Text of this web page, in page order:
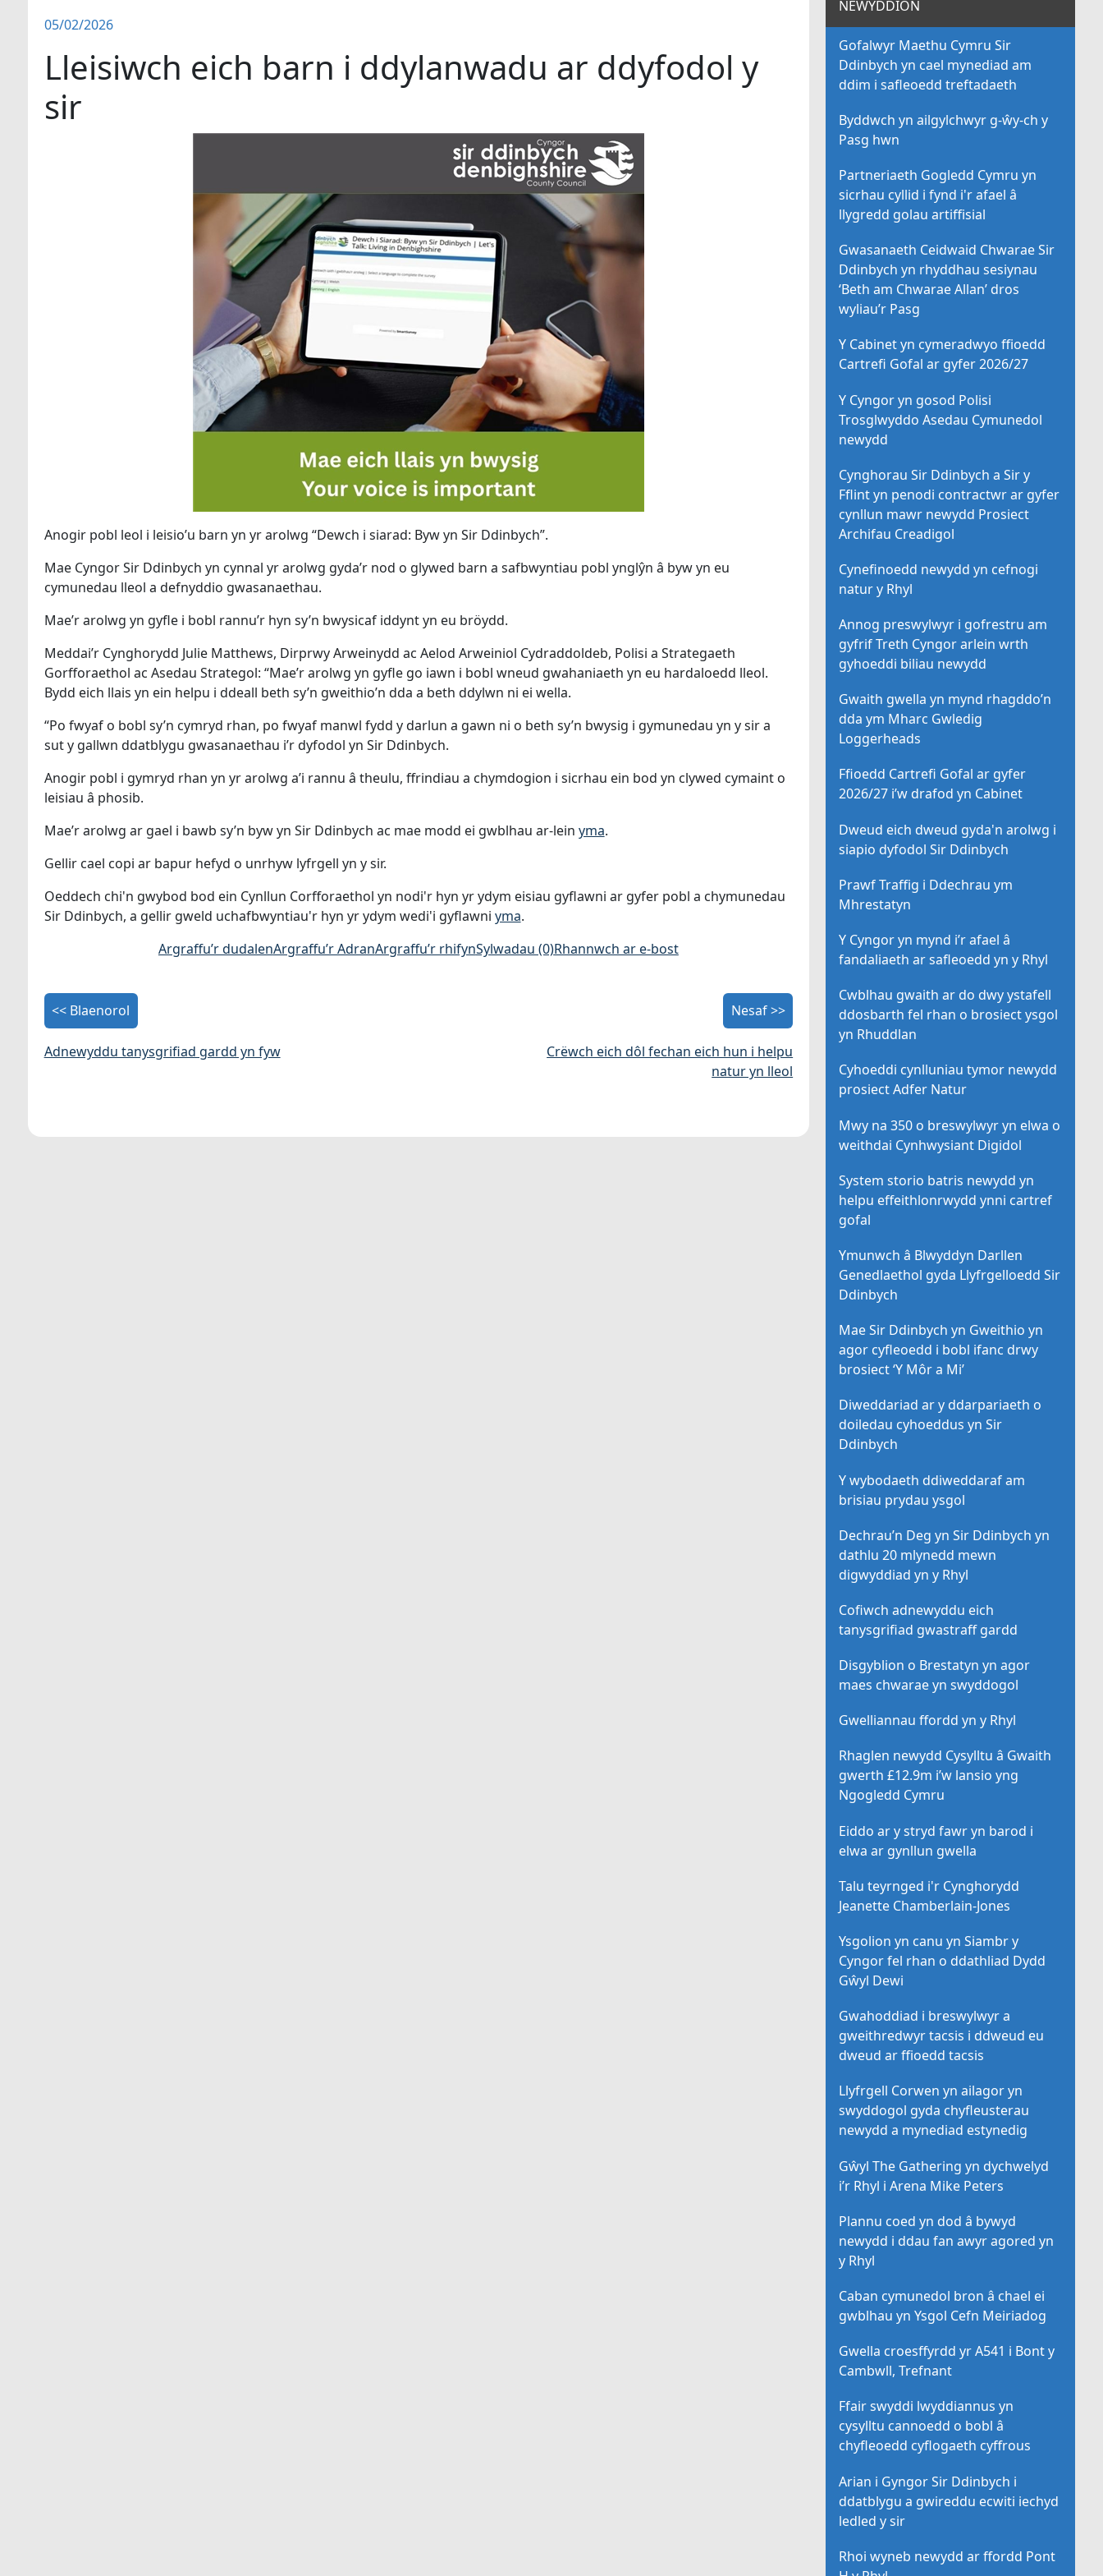
05/02/2026
Lleisiwch eich barn i ddylanwadu ar ddyfodol y
sir
Anogir pobl leol i leisio’u barn yn yr arolwg “Dewch i siarad: Byw yn Sir Ddinbych”.
Mae Cyngor Sir Ddinbych yn cynnal yr arolwg gyda’r nod o glywed barn a safbwyntiau pobl ynglŷn â byw yn eu
cymunedau lleol a defnyddio gwasanaethau.
Mae’r arolwg yn gyfle i bobl rannu’r hyn sy’n bwysicaf iddynt yn eu bröydd.
Meddai’r Cynghorydd Julie Matthews, Dirprwy Arweinydd ac Aelod Arweiniol Cydraddoldeb, Polisi a Strategaeth
Gorfforaethol ac Asedau Strategol: “Mae’r arolwg yn gyfle go iawn i bobl wneud gwahaniaeth yn eu hardaloedd lleol.
Bydd eich llais yn ein helpu i ddeall beth sy’n gweithio’n dda a beth ddylwn ni ei wella.
“Po fwyaf o bobl sy’n cymryd rhan, po fwyaf manwl fydd y darlun a gawn ni o beth sy’n bwysig i gymunedau yn y sir a
sut y gallwn ddatblygu gwasanaethau i’r dyfodol yn Sir Ddinbych.
Anogir pobl i gymryd rhan yn yr arolwg a’i rannu â theulu, ffrindiau a chymdogion i sicrhau ein bod yn clywed cymaint o
leisiau â phosib.
Mae’r arolwg ar gael i bawb sy’n byw yn Sir Ddinbych ac mae modd ei gwblhau ar-lein yma.
Gellir cael copi ar bapur hefyd o unrhyw lyfrgell yn y sir.
Oeddech chi'n gwybod bod ein Cynllun Corfforaethol yn nodi'r hyn yr ydym eisiau gyflawni ar gyfer pobl a chymunedau
Sir Ddinbych, a gellir gweld uchafbwyntiau'r hyn yr ydym wedi'i gyflawni yma.
Argraffu’r dudalenArgraffu’r AdranArgraffu’r rhifynSylwadau (0)Rhannwch ar e-bost
<< Blaenorol
Adnewyddu tanysgrifiad gardd yn fyw
Nesaf >>
Crëwch eich dôl fechan eich hun i helpu
natur yn lleol
NEWYDDION
Gofalwyr Maethu Cymru Sir
Ddinbych yn cael mynediad am
ddim i safleoedd treftadaeth
Byddwch yn ailgylchwyr g-ŵy-ch y
Pasg hwn
Partneriaeth Gogledd Cymru yn
sicrhau cyllid i fynd i'r afael â
llygredd golau artiffisial
Gwasanaeth Ceidwaid Chwarae Sir
Ddinbych yn rhyddhau sesiynau
‘Beth am Chwarae Allan’ dros
wyliau’r Pasg
Y Cabinet yn cymeradwyo ffioedd
Cartrefi Gofal ar gyfer 2026/27
Y Cyngor yn gosod Polisi
Trosglwyddo Asedau Cymunedol
newydd
Cynghorau Sir Ddinbych a Sir y
Fflint yn penodi contractwr ar gyfer
cynllun mawr newydd Prosiect
Archifau Creadigol
Cynefinoedd newydd yn cefnogi
natur y Rhyl
Annog preswylwyr i gofrestru am
gyfrif Treth Cyngor arlein wrth
gyhoeddi biliau newydd
Gwaith gwella yn mynd rhagddo’n
dda ym Mharc Gwledig
Loggerheads
Ffioedd Cartrefi Gofal ar gyfer
2026/27 i’w drafod yn Cabinet
Dweud eich dweud gyda'n arolwg i
siapio dyfodol Sir Ddinbych
Prawf Traffig i Ddechrau ym
Mhrestatyn
Y Cyngor yn mynd i’r afael â
fandaliaeth ar safleoedd yn y Rhyl
Cwblhau gwaith ar do dwy ystafell
ddosbarth fel rhan o brosiect ysgol
yn Rhuddlan
Cyhoeddi cynlluniau tymor newydd
prosiect Adfer Natur
Mwy na 350 o breswylwyr yn elwa o
weithdai Cynhwysiant Digidol
System storio batris newydd yn
helpu effeithlonrwydd ynni cartref
gofal
Ymunwch â Blwyddyn Darllen
Genedlaethol gyda Llyfrgelloedd Sir
Ddinbych
Mae Sir Ddinbych yn Gweithio yn
agor cyfleoedd i bobl ifanc drwy
brosiect ‘Y Môr a Mi’
Diweddariad ar y ddarpariaeth o
doiledau cyhoeddus yn Sir
Ddinbych
Y wybodaeth ddiweddaraf am
brisiau prydau ysgol
Dechrau’n Deg yn Sir Ddinbych yn
dathlu 20 mlynedd mewn
digwyddiad yn y Rhyl
Cofiwch adnewyddu eich
tanysgrifiad gwastraff gardd
Disgyblion o Brestatyn yn agor
maes chwarae yn swyddogol
Gwelliannau ffordd yn y Rhyl
Rhaglen newydd Cysylltu â Gwaith
gwerth £12.9m i’w lansio yng
Ngogledd Cymru
Eiddo ar y stryd fawr yn barod i
elwa ar gynllun gwella
Talu teyrnged i'r Cynghorydd
Jeanette Chamberlain-Jones
Ysgolion yn canu yn Siambr y
Cyngor fel rhan o ddathliad Dydd
Gŵyl Dewi
Gwahoddiad i breswylwyr a
gweithredwyr tacsis i ddweud eu
dweud ar ffioedd tacsis
Llyfrgell Corwen yn ailagor yn
swyddogol gyda chyfleusterau
newydd a mynediad estynedig
Gŵyl The Gathering yn dychwelyd
i’r Rhyl i Arena Mike Peters
Plannu coed yn dod â bywyd
newydd i ddau fan awyr agored yn
y Rhyl
Caban cymunedol bron â chael ei
gwblhau yn Ysgol Cefn Meiriadog
Gwella croesffyrdd yr A541 i Bont y
Cambwll, Trefnant
Ffair swyddi lwyddiannus yn
cysylltu cannoedd o bobl â
chyfleoedd cyflogaeth cyffrous
Arian i Gyngor Sir Ddinbych i
ddatblygu a gwireddu ecwiti iechyd
ledled y sir
Rhoi wyneb newydd ar ffordd Pont